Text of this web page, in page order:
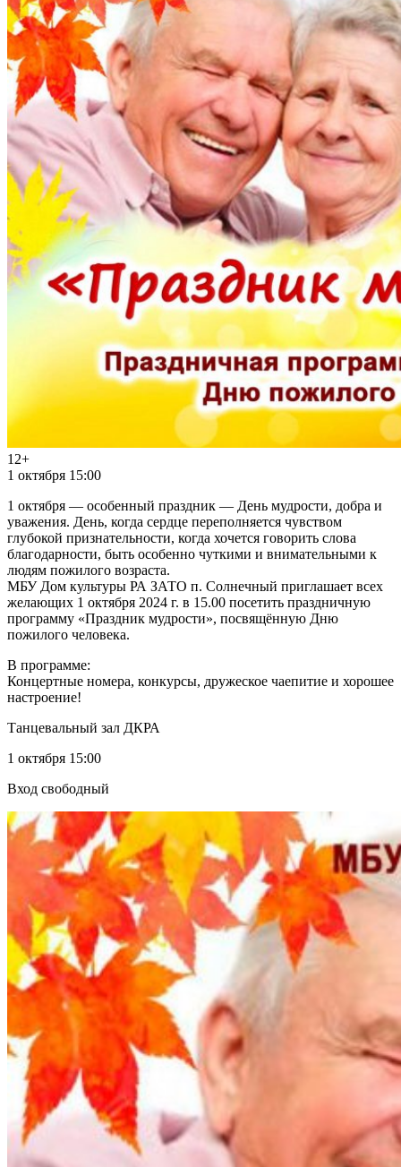
12+
1 октября 15:00
1 октября — особенный праздник — День мудрости, добра и
уважения. День, когда сердце переполняется чувством
глубокой признательности, когда хочется говорить слова
благодарности, быть особенно чуткими и внимательными к
людям пожилого возраста.
МБУ Дом культуры РА ЗАТО п. Солнечный приглашает всех
желающих 1 октября 2024 г. в 15.00 посетить праздничную
программу «Праздник мудрости», посвящённую Дню
пожилого человека.
В программе:
Концертные номера, конкурсы, дружеское чаепитие и хорошее
настроение!
Танцевальный зал ДКРА
1 октября 15:00
Вход свободный